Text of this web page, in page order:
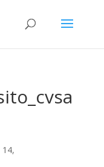
14,